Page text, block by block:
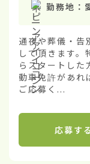
勤務地：
通夜や葬儀・告
して頂きます。
らスタートした
動車免許があれ
ご応募く...
応募する